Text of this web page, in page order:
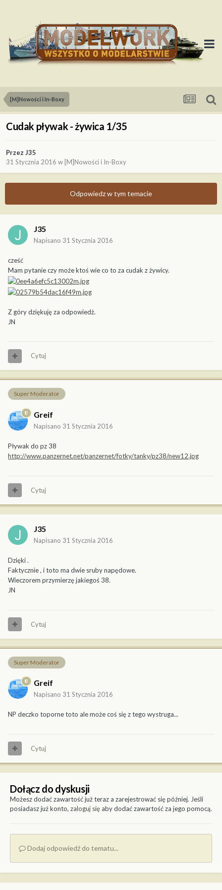
[M]Nowości i In-Boxy
Cudak pływak - żywica 1/35
Przez J35
31 Stycznia 2016 w [M]Nowości i In-Boxy
Odpowiedz w tym temacie
J35
Napisano 31 Stycznia 2016
cześć
Mam pytanie czy może ktoś wie co to za cudak z żywicy.
Z góry dziękuję za odpowiedż.
JN
Cytuj
Super Moderator
Greif
Napisano 31 Stycznia 2016
Pływak do pz 38
http://www.panzernet.net/panzernet/fotky/tanky/pz38/new12.jpg
Cytuj
J35
Napisano 31 Stycznia 2016
Dzięki .
Faktycznie , i toto ma dwie sruby napędowe.
Wieczorem przymierzę jakiegoś 38.
JN
Cytuj
Super Moderator
Greif
Napisano 31 Stycznia 2016
NP deczko toporne toto ale może coś się z tego wystruga...
Cytuj
Dołącz do dyskusji
Możesz dodać zawartość już teraz a zarejestrować się później. Jeśli
posiadasz już konto, zaloguj sięaby dodać zawartość za jego pomocą.
Dodaj odpowiedź do tematu...